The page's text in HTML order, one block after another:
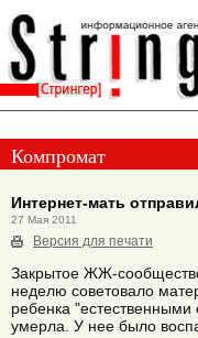
Компромат
Интернет-мать
27 Мая 2011
Версия для печати
Закрытое ЖЖ-
неделю советовало
ребенка
умерла. У нее было